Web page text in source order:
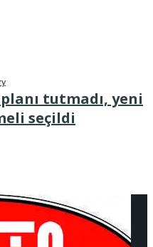
tutmadı, yeni
seçildi